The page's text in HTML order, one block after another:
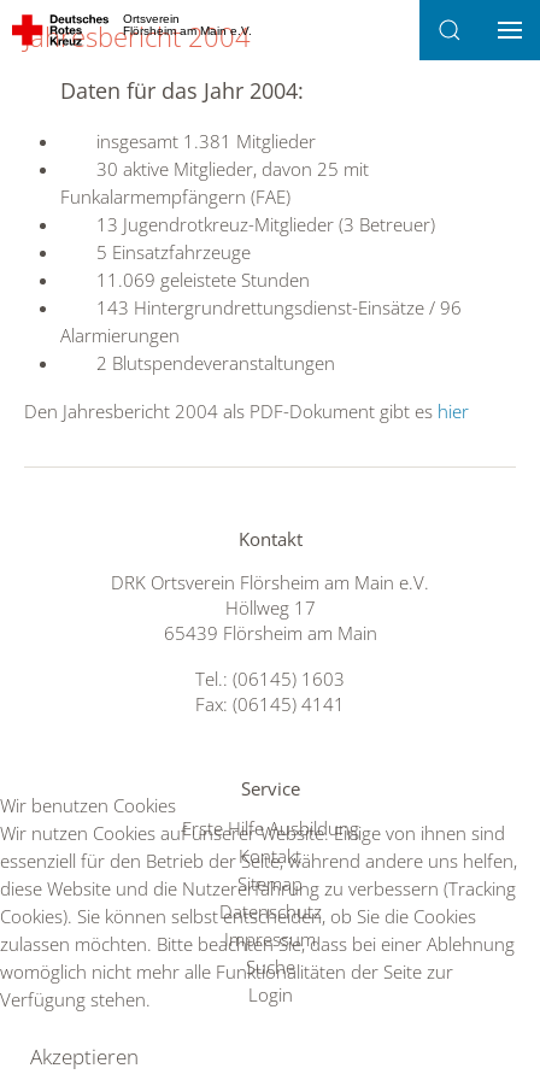
Ortsverein
Flörsheim am Main e.V.
Jahresbericht 2004
Daten für das Jahr 2004:
insgesamt 1.381 Mitglieder
30 aktive Mitglieder, davon 25 mit
Funkalarmempfängern (FAE)
13 Jugendrotkreuz-Mitglieder (3 Betreuer)
5 Einsatzfahrzeuge
11.069 geleistete Stunden
143 Hintergrundrettungsdienst-Einsätze / 96
Alarmierungen
2 Blutspendeveranstaltungen
Den Jahresbericht 2004 als PDF-Dokument gibt es hier
Kontakt
DRK Ortsverein Flörsheim am Main e.V.
Höllweg 17
65439 Flörsheim am Main
Tel.: (06145) 1603
Fax: (06145) 4141
Service
Erste Hilfe Ausbildung
Kontakt
Sitemap
Datenschutz
Impressum
Suche
Login
Wir benutzen Cookies
Wir nutzen Cookies auf unserer Website. Einige von ihnen sind
essenziell für den Betrieb der Seite, während andere uns helfen,
diese Website und die Nutzererfahrung zu verbessern (Tracking
Cookies). Sie können selbst entscheiden, ob Sie die Cookies
zulassen möchten. Bitte beachten Sie, dass bei einer Ablehnung
womöglich nicht mehr alle Funktionalitäten der Seite zur
Verfügung stehen.
Akzeptieren